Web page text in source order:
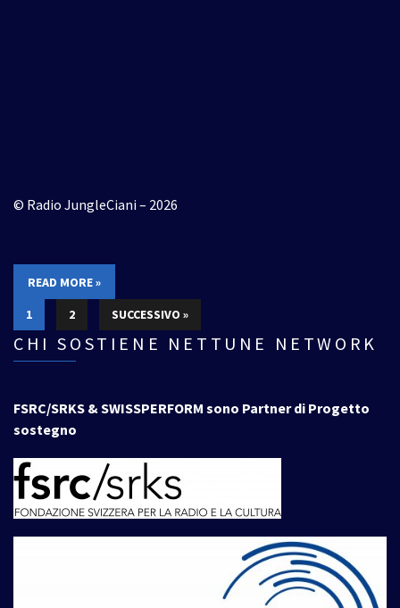
© Radio JungleCiani – 2026
READ MORE »
1
2 SUCCESSIVO »
CHI SOSTIENE NETTUNE NETWORK
FSRC/SRKS & SWISSPERFORM sono Partner di Progetto
sostegno